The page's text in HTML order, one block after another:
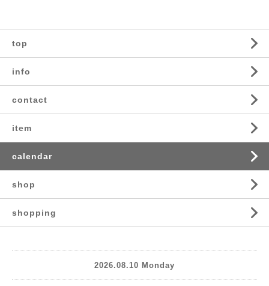
top
info
contact
item
calendar
shop
shopping
2026.08.10 Monday